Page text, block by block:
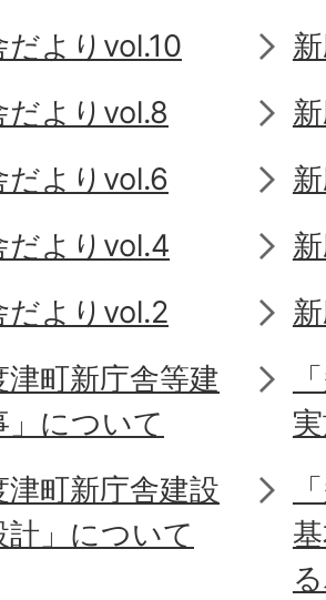
だよりvol.10
だよりvol.8
だよりvol.6
だよりvol.4
だよりvol.2
津町新庁舎等建
」について
津町新庁舎建設
計」について